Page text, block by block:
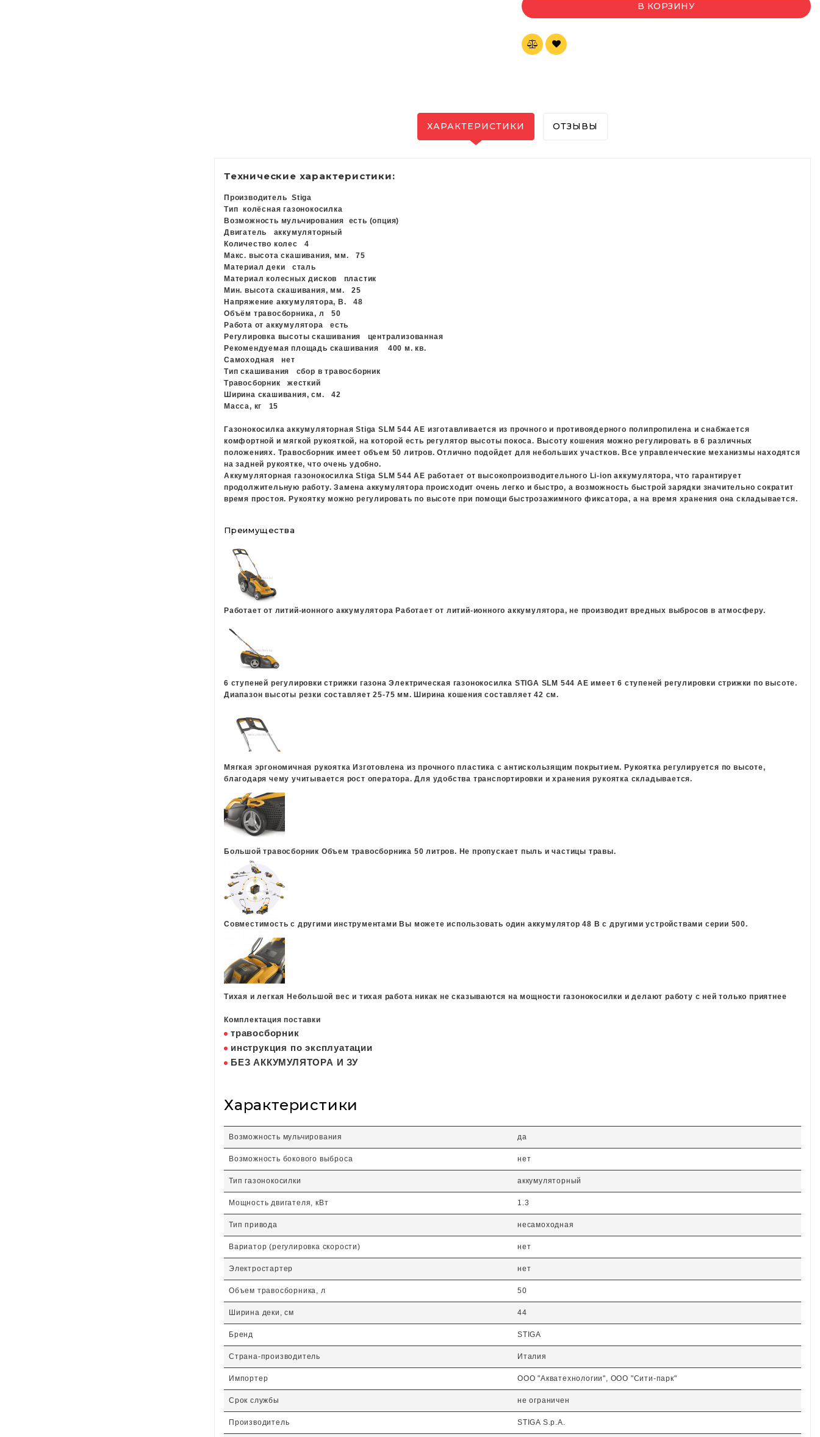
В КОРЗИНУ
ХАРАКТЕРИСТИКИ ОТЗЫВЫ
Технические характеристики:
ПроизводительStiga
Тип колёсная газонокосилка
Возможность мульчирования есть (опция)
Двигатель аккумуляторный
Количество колес4
Макс. высота скашивания, мм. 75
Материал деки сталь
Материал колесных дисков пластик
Мин. высота скашивания, мм.25
Напряжение аккумулятора, В.48
Объём травосборника, л50
Работа от аккумулятораесть
Регулировка высоты скашивания централизованная
Рекомендуемая площадь скашивания 400 м. кв.
Самоходнаянет
Тип скашивания сбор в травосборник
Травосборникжесткий
Ширина скашивания, см.42
Масса, кг 15
Газонокосилка аккумуляторнаяStiga SLM 544 AE изготавливается из прочного и противоядерного полипропилена и снабжается
комфортной и мягкой рукояткой, на которой есть регулятор высоты покоса. Высоту кошения можно регулировать в 6 различных
положениях. Травосборник имеет объем 50 литров. Отлично подойдет для небольших участков. Все управленческие механизмы находятся
на задней рукоятке, что очень удобно.
Аккумуляторная газонокосилка Stiga SLM 544 AE работает от высокопроизводительного Li-ion аккумулятора, что гарантирует
продолжительную работу. Замена аккумулятора происходит очень легко и быстро, а возможность быстрой зарядки значительно сократит
время простоя. Рукоятку можно регулировать по высоте при помощи быстрозажимного фиксатора, а на время хранения она складывается.
Преимущества
Работает от литий-ионного аккумулятора Работает от литий-ионного аккумулятора, не производит вредных выбросов в атмосферу.
6 ступеней регулировки стрижки газона Электрическая газонокосилка STIGA SLM 544 AE имеет 6 ступеней регулировки стрижки по высоте.
Диапазон высоты резки составляет 25-75 мм. Ширина кошения составляет 42 см.
Мягкая эргономичная рукоятка Изготовлена из прочного пластика с антискользящим покрытием. Рукоятка регулируется по высоте,
благодаря чему учитывается рост оператора. Для удобства транспортировки и хранения рукоятка складывается.
Большой травосборник Объем травосборника 50 литров. Не пропускает пыль и частицы травы.
Совместимость с другими инструментами Вы можете использовать один аккумулятор 48 В с другими устройствами серии 500.
Тихая и легкая Небольшой вес и тихая работа никак не сказываются на мощности газонокосилки и делают работу с ней только приятнее
Комплектация поставки
травосборник
инструкция по эксплуатации
БЕЗ АККУМУЛЯТОРА И ЗУ
Характеристики
Возможность мульчирования да
Возможность бокового выброса нет
Тип газонокосилки аккумуляторный
Мощность двигателя, кВт 1.3
Тип привода несамоходная
Вариатор (регулировка скорости) нет
Электростартер нет
Объем травосборника, л 50
Ширина деки, см 44
Бренд STIGA
Страна-производитель Италия
Импортер ООО "Акватехнологии", ООО "Сити-парк"
Срок службы не ограничен
Производитель STIGA S.p.A.